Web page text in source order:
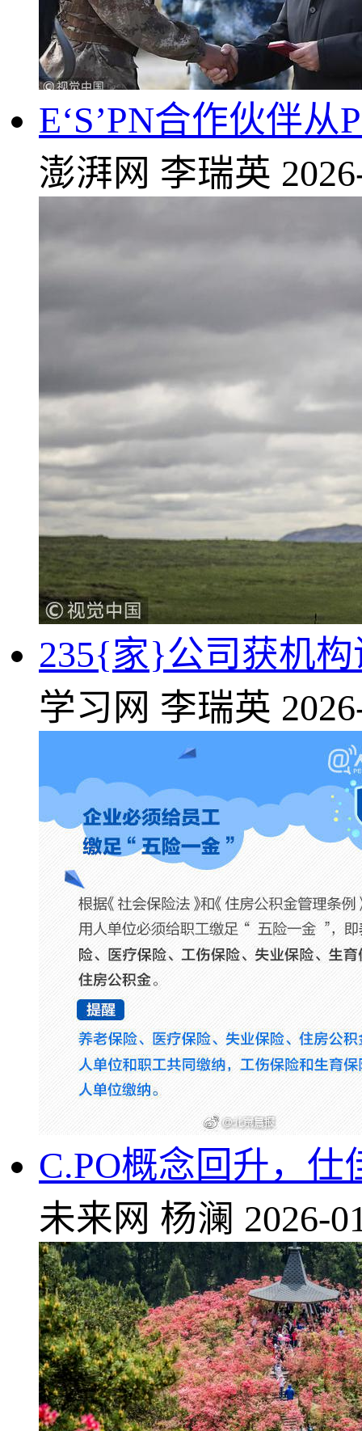
E‘S’PN合作伙伴从
澎湃网 李瑞英
235{家}公司获机
学习网 李瑞英
C.PO概念回升，仕
未来网 杨澜 2026-